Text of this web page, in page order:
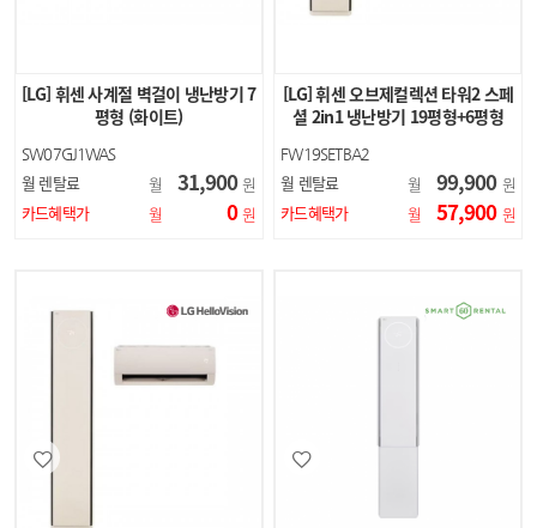
[LG] 휘센 사계절 벽걸이 냉난방기 7
평형 (화이트)
SW07GJ1WAS
월 렌탈료 월 31,900 원
카드혜택가
월 0 원
[LG] 휘센 오브제컬렉션 타워2 스페
셜 2in1 냉난방기 19평형+6평형
FW19SETBA2
월 렌탈료 월 99,900 원
카드혜택가
월 57,900 원